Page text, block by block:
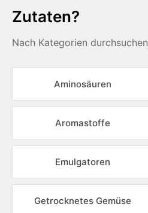
Zutaten?
Nach Kategorien durchsuchen
Aminosäuren
Aromastoffe
Emulgatoren
Getrocknetes Gemüse